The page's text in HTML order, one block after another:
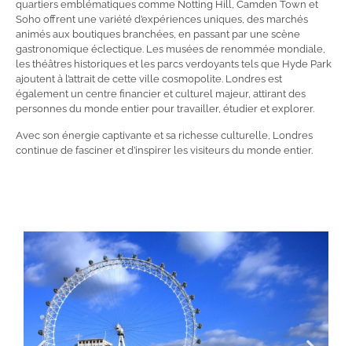
quartiers emblématiques comme Notting Hill, Camden Town et
Soho offrent une variété d’expériences uniques, des marchés
animés aux boutiques branchées, en passant par une scène
gastronomique éclectique. Les musées de renommée mondiale,
les théâtres historiques et les parcs verdoyants tels que Hyde Park
ajoutent à l’attrait de cette ville cosmopolite. Londres est
également un centre financier et culturel majeur, attirant des
personnes du monde entier pour travailler, étudier et explorer.
Avec son énergie captivante et sa richesse culturelle, Londres
continue de fasciner et d’inspirer les visiteurs du monde entier.